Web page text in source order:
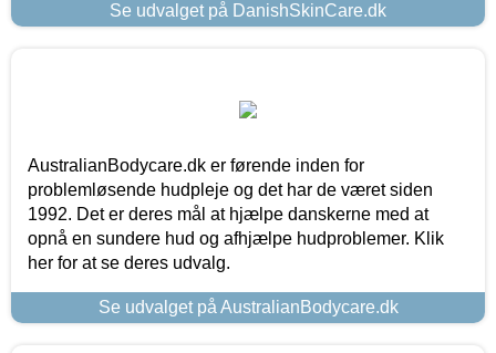
Se udvalget på DanishSkinCare.dk
AustralianBodycare.dk er førende inden for
problemløsende hudpleje og det har de været siden
1992. Det er deres mål at hjælpe danskerne med at
opnå en sundere hud og afhjælpe hudproblemer. Klik
her for at se deres udvalg.
Se udvalget på AustralianBodycare.dk